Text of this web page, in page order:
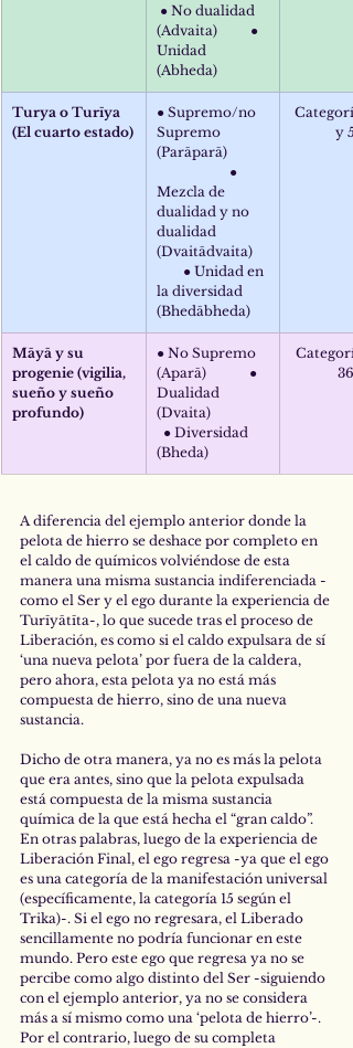
● No dualidad
(Advaita)          ●
Unidad
(Abheda)
Turya o Turīya
(El cuarto estado)
● Supremo/no
Supremo
(Parāparā)
                      ●
Mezcla de
dualidad y no
dualidad
(Dvaitādvaita)
        ● Unidad en
la diversidad
(Bhedābheda)
y 5
Māyā y su
progenie (vigilia,
sueño y sueño
profundo)
● No Supremo
(Aparā)             ●
Dualidad
(Dvaita)
  ● Diversidad
(Bheda)
36
A diferencia del ejemplo anterior donde la
pelota de hierro se deshace por completo en
el caldo de químicos volviéndose de esta
manera una misma sustancia indiferenciada -
como el Ser y el ego durante la experiencia de
Turīyātīta-, lo que sucede tras el proceso de
Liberación, es como si el caldo expulsara de sí
‘una nueva pelota’ por fuera de la caldera,
pero ahora, esta pelota ya no está más
compuesta de hierro, sino de una nueva
sustancia.
Dicho de otra manera, ya no es más la pelota
que era antes, sino que la pelota expulsada
está compuesta de la misma sustancia
química de la que está hecha el “gran caldo”.
En otras palabras, luego de la experiencia de
Liberación Final, el ego regresa -ya que el ego
es una categoría de la manifestación universal
(específicamente, la categoría 15 según el
Trika)-. Si el ego no regresara, el Liberado
sencillamente no podría funcionar en este
mundo. Pero este ego que regresa ya no se
percibe como algo distinto del Ser -siguiendo
con el ejemplo anterior, ya no se considera
más a sí mismo como una ‘pelota de hierro’-.
Por el contrario, luego de su completa